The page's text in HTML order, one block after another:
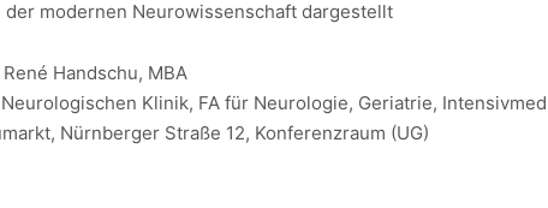
der modernen Neurowissenschaft dargestellt
Handschu, MBA
Klinik, FA für Neurologie, Geriatrie,
Nürnberger Straße 12, Konferenzraum (UG)